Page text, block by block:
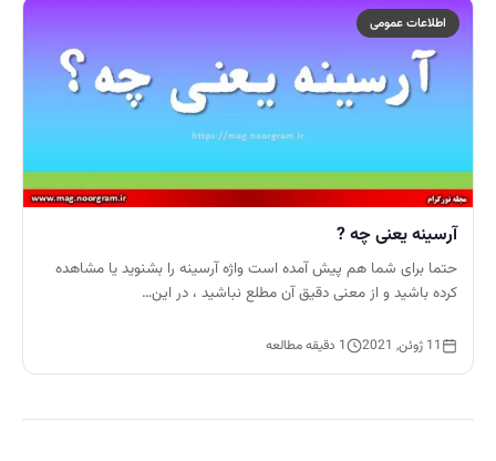
اطلاعات عمومی
آرسینه یعنی چه ?
حتما برای شما هم پیش آمده است واژه آرسینه را بشنوید یا مشاهده
کرده باشید و از معنی دقیق آن مطلع نباشید ، در این…
11 ژوئن, 2021 1 دقیقه مطالعه